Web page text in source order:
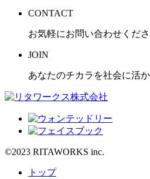
CONTACT
お気軽にお問い合わせくだ
JOIN
あなたのチカラを社会に活
©2023 RITAWORKS inc.
トップ